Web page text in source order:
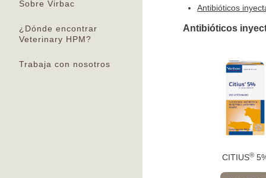
Sobre Virbac
¿Dónde encontrar
Veterinary HPM?
Trabaja con nosotros
Antibióticos
Antibióticos
CITIUS®